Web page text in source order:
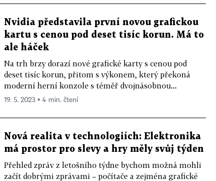
Nvidia představila první novou grafickou
kartu s cenou pod deset tisíc korun. Má to
ale háček
Na trh brzy dorazí nové grafické karty s cenou pod
deset tisíc korun, přitom s výkonem, který překoná
moderní herní konzole s téměř dvojnásobnou...
19. 5. 2023 ▪ 4 min. čtení
Nová realita v technologiích: Elektronika
má prostor pro slevy a hry měly svůj týden
Přehled zpráv z letošního týdne bychom možná mohli
začít dobrými zprávami – počítače a zejména grafické